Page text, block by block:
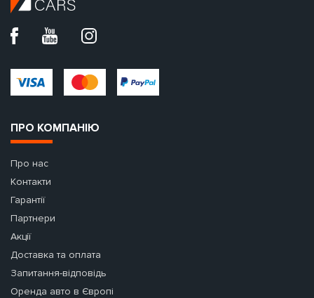
ПРО КОМПАНІЮ
Про нас
Контакти
Гарантії
Партнери
Акції
Доставка та оплата
Запитання-відповідь
Оренда авто в Європі